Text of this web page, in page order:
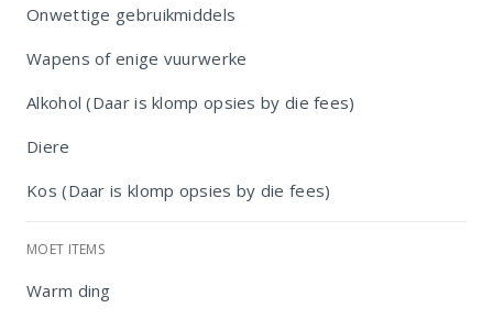
Onwettige gebruikmiddels
Wapens of enige vuurwerke
Alkohol (Daar is klomp opsies by die fees)
Diere
Kos (Daar is klomp opsies by die fees)
MOET ITEMS
Warm ding